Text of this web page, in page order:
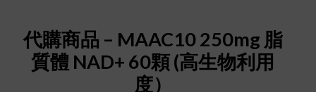
代購商品 – MAAC10 250mg 脂
質體 NAD+ 60顆 (高生物利用
度）